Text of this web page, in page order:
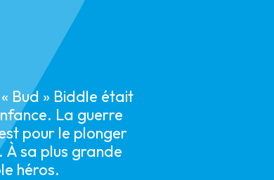
Bud » Biddle était
La guerre
pour le plonger
sa plus grande
héros.